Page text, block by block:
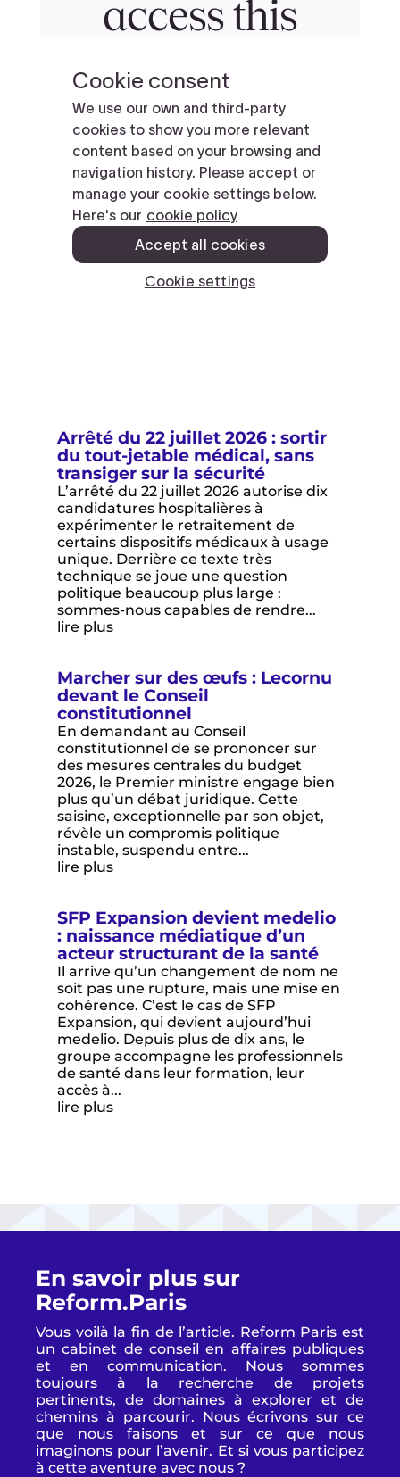
Arrêté du 22 juillet 2026 : sortir
du tout-jetable médical, sans
transiger sur la sécurité
L’arrêté du 22 juillet 2026 autorise dix
candidatures hospitalières à
expérimenter le retraitement de
certains dispositifs médicaux à usage
unique. Derrière ce texte très
technique se joue une question
politique beaucoup plus large :
sommes-nous capables de rendre...
lire plus
Marcher sur des œufs : Lecornu
devant le Conseil
constitutionnel
En demandant au Conseil
constitutionnel de se prononcer sur
des mesures centrales du budget
2026, le Premier ministre engage bien
plus qu’un débat juridique. Cette
saisine, exceptionnelle par son objet,
révèle un compromis politique
instable, suspendu entre...
lire plus
SFP Expansion devient medelio
: naissance médiatique d’un
acteur structurant de la santé
Il arrive qu’un changement de nom ne
soit pas une rupture, mais une mise en
cohérence. C’est le cas de SFP
Expansion, qui devient aujourd’hui
medelio. Depuis plus de dix ans, le
groupe accompagne les professionnels
de santé dans leur formation, leur
accès à...
lire plus
En savoir plus sur
Reform.Paris
Vous voilà la fin de l’article. Reform Paris est
un cabinet de conseil en affaires publiques
et en communication. Nous sommes
toujours à la recherche de projets
pertinents, de domaines à explorer et de
chemins à parcourir. Nous écrivons sur ce
que nous faisons et sur ce que nous
imaginons pour l’avenir. Et si vous participez
à cette aventure avec nous ?